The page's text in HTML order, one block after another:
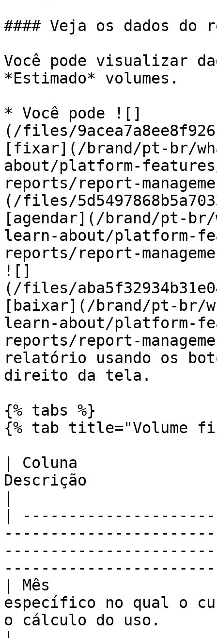
#### Veja os dados do
Você pode visualizar
*Estimado* volumes.
* Você pode ![]
(/files/
[fixar](/brand/pt-br/
about/platform-
reports/report-
(/files/
[agendar](/brand/pt-
learn-about/platform-
reports/report-
![]
(/files/
[baixar](/brand/pt-br/
learn-about/platform-
reports/report-
relatório usando os
direito da tela.
{% tabs %}
{% tab title="Volume
| Coluna
Descrição
|
| Mês
específico no qual o
o cálculo do uso.